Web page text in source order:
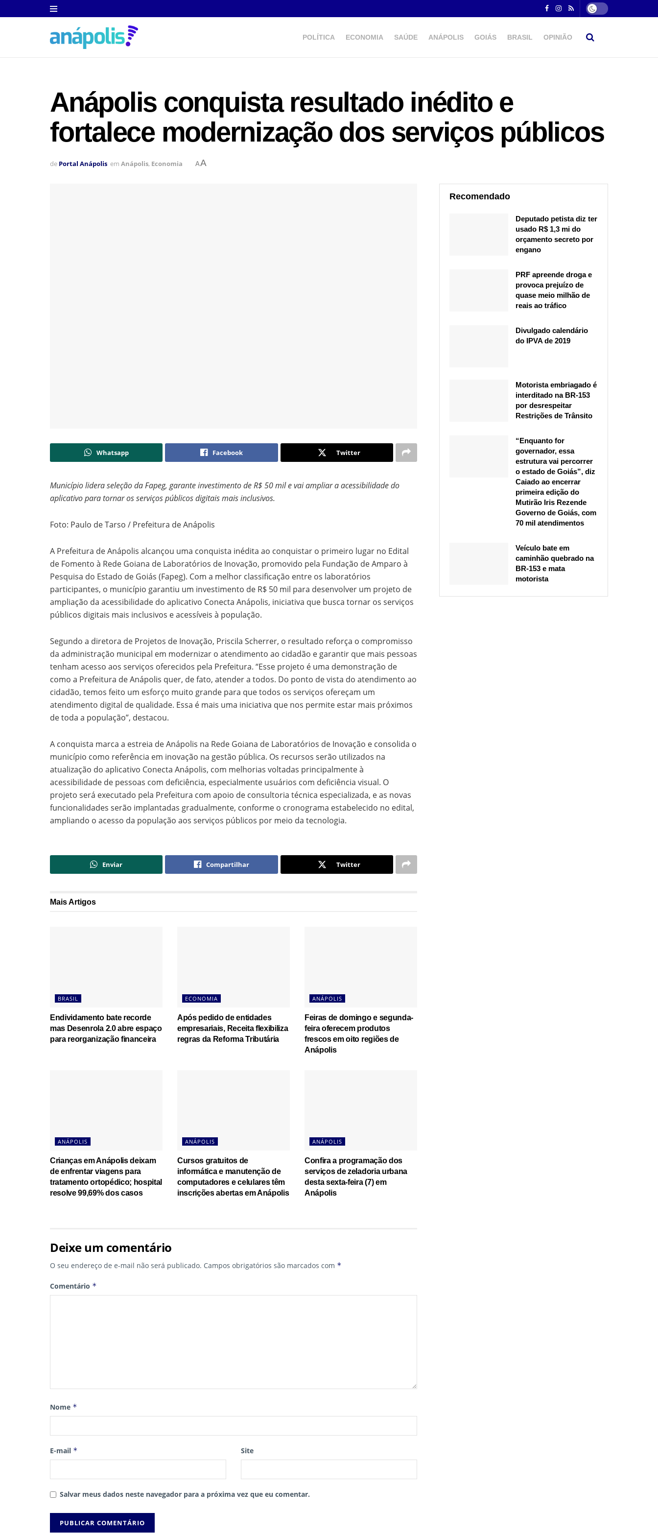
POLÍTICA ECONOMIA SAÚDE ANÁPOLIS GOIÁS BRASIL OPINIÃO
Anápolis conquista resultado inédito e
fortalece modernização dos serviços públicos
de Portal Anápolis em Anápolis, Economia AA
Whatsapp Facebook Twitter
Município lidera seleção da Fapeg, garante investimento de R$ 50 mil e vai ampliar a acessibilidade do
aplicativo para tornar os serviços públicos digitais mais inclusivos.
Foto: Paulo de Tarso / Prefeitura de Anápolis
A Prefeitura de Anápolis alcançou uma conquista inédita ao conquistar o primeiro lugar no Edital
de Fomento à Rede Goiana de Laboratórios de Inovação, promovido pela Fundação de Amparo à
Pesquisa do Estado de Goiás (Fapeg). Com a melhor classificação entre os laboratórios
participantes, o município garantiu um investimento de R$ 50 mil para desenvolver um projeto de
ampliação da acessibilidade do aplicativo Conecta Anápolis, iniciativa que busca tornar os serviços
públicos digitais mais inclusivos e acessíveis à população.
Segundo a diretora de Projetos de Inovação, Priscila Scherrer, o resultado reforça o compromisso
da administração municipal em modernizar o atendimento ao cidadão e garantir que mais pessoas
tenham acesso aos serviços oferecidos pela Prefeitura. “Esse projeto é uma demonstração de
como a Prefeitura de Anápolis quer, de fato, atender a todos. Do ponto de vista do atendimento ao
cidadão, temos feito um esforço muito grande para que todos os serviços ofereçam um
atendimento digital de qualidade. Essa é mais uma iniciativa que nos permite estar mais próximos
de toda a população”, destacou.
A conquista marca a estreia de Anápolis na Rede Goiana de Laboratórios de Inovação e consolida o
município como referência em inovação na gestão pública. Os recursos serão utilizados na
atualização do aplicativo Conecta Anápolis, com melhorias voltadas principalmente à
acessibilidade de pessoas com deficiência, especialmente usuários com deficiência visual. O
projeto será executado pela Prefeitura com apoio de consultoria técnica especializada, e as novas
funcionalidades serão implantadas gradualmente, conforme o cronograma estabelecido no edital,
ampliando o acesso da população aos serviços públicos por meio da tecnologia.
Enviar Compartilhar Twitter
MaisArtigos
BRASIL
Endividamento bate recorde
mas Desenrola 2.0 abre espaço
para reorganização financeira
ECONOMIA
Após pedido de entidades
empresariais, Receita flexibiliza
regras da Reforma Tributária
ANÁPOLIS
Feiras de domingo e segunda-
feira oferecem produtos
frescos em oito regiões de
Anápolis
ANÁPOLIS
Crianças em Anápolis deixam
de enfrentar viagens para
tratamento ortopédico; hospital
resolve 99,69% dos casos
ANÁPOLIS
Cursos gratuitos de
informática e manutenção de
computadores e celulares têm
inscrições abertas em Anápolis
ANÁPOLIS
Confira a programação dos
serviços de zeladoria urbana
desta sexta-feira (7) em
Anápolis
Deixe um comentário
O seu endereço de e-mail não será publicado. Campos obrigatórios são marcados com *
Comentário *
Nome *
E-mail * Site
Salvar meus dados neste navegador para a próxima vez que eu comentar.
Recomendado
Deputado petista diz ter
usado R$ 1,3 mi do
orçamento secreto por
engano
PRF apreende droga e
provoca prejuízo de
quase meio milhão de
reais ao tráfico
Divulgado calendário
do IPVA de 2019
Motorista embriagado é
interditado na BR-153
por desrespeitar
Restrições de Trânsito
“Enquanto for
governador, essa
estrutura vai percorrer
o estado de Goiás”, diz
Caiado ao encerrar
primeira edição do
Mutirão Iris Rezende
Governo de Goiás, com
70 mil atendimentos
Veículo bate em
caminhão quebrado na
BR-153 e mata
motorista